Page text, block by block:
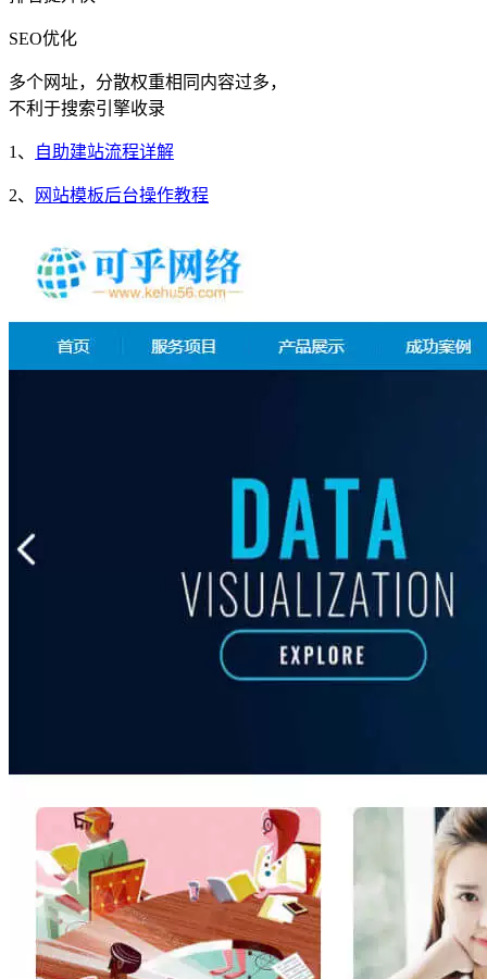
SEO优化
多个网址，分散权重相同内容过多，
不利于搜索引擎收录
1、 自助建站流程详解
2、 网站模板后台操作教程